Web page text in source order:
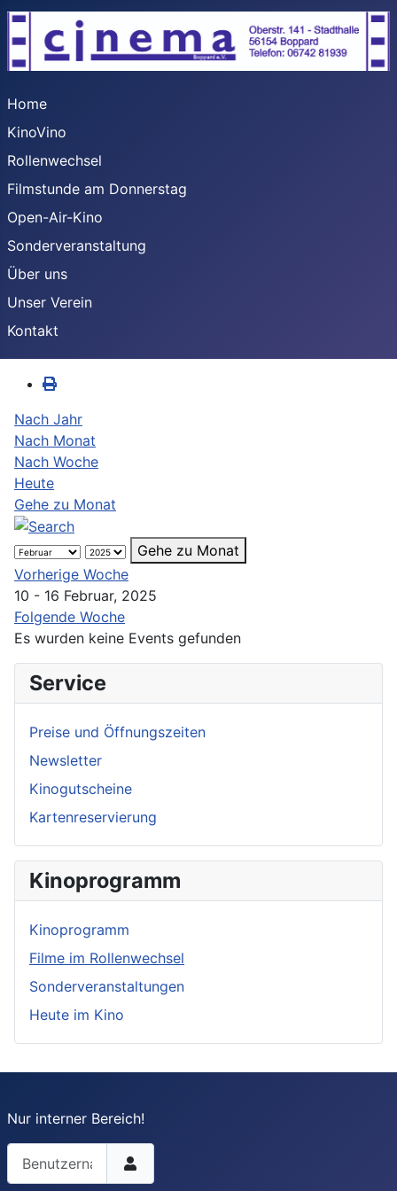
Home
KinoVino
Rollenwechsel
Filmstunde am Donnerstag
Open-Air-Kino
Sonderveranstaltung
Über uns
Unser Verein
Kontakt
Nach Jahr
Nach Monat
Nach Woche
Heute
Gehe zu Monat
Gehe zu Monat
Vorherige Woche
10 - 16 Februar, 2025
Folgende Woche
Es wurden keine Events gefunden
Service
Preise und Öffnungszeiten
Newsletter
Kinogutscheine
Kartenreservierung
Kinoprogramm
Kinoprogramm
Filme im Rollenwechsel
Sonderveranstaltungen
Heute im Kino
Nur interner Bereich!